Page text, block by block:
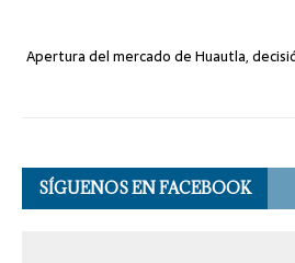
Apertura del mercado de Huautla,
SÍGUENOS EN FACEBOOK